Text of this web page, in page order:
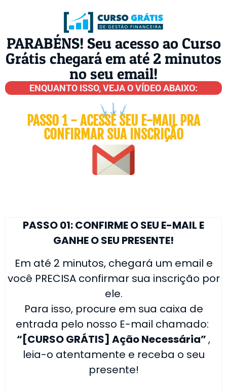
PARABÉNS! Seu acesso ao Curso
Grátis chegará em até 2 minutos
no seu email!
ENQUANTO ISSO, VEJA O VÍDEO ABAIXO:
PASSO 1 - ACESSE SEU E-MAIL PRA
CONFIRMAR SUA INSCRIÇÃO
PASSO 01: CONFIRME O SEU E-MAIL E
GANHE O SEU PRESENTE!
Em até 2 minutos, chegará um email e
você PRECISA confirmar sua inscrição por
ele.
Para isso, procure em sua caixa de
entrada pelo nosso E-mail chamado:
“[CURSO GRÁTIS] Ação Necessária”,
leia-o atentamente e receba o seu
presente!